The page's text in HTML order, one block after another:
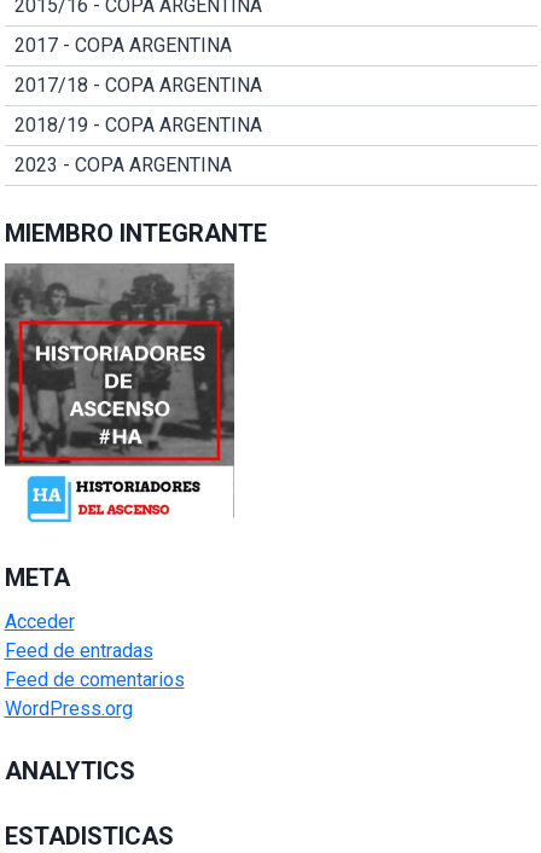
2015/16 - COPA ARGENTINA
2017 - COPA ARGENTINA
2017/18 - COPA ARGENTINA
2018/19 - COPA ARGENTINA
2023 - COPA ARGENTINA
MIEMBRO INTEGRANTE
META
Acceder
Feed de entradas
Feed de comentarios
WordPress.org
ANALYTICS
ESTADISTICAS